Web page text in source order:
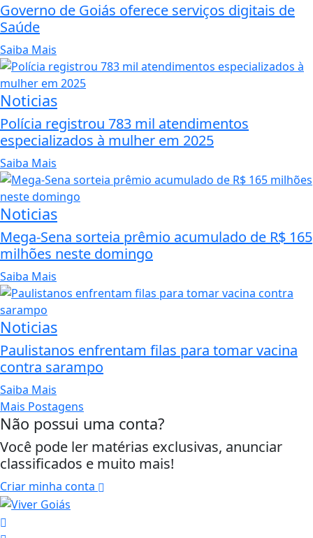
Governo de Goiás oferece serviços digitais de
Saúde
Saiba Mais
Noticias
Polícia registrou 783 mil atendimentos
especializados à mulher em 2025
Saiba Mais
Noticias
Mega-Sena sorteia prêmio acumulado de R$ 165
milhões neste domingo
Saiba Mais
Noticias
Paulistanos enfrentam filas para tomar vacina
contra sarampo
Saiba Mais
Mais Postagens
Não possui uma conta?
Você pode ler matérias exclusivas, anunciar
classificados e muito mais!
Criar minha conta